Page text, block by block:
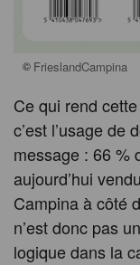
© FrieslandCampina
Ce qui rend
c’est l’usage de
message : 66 %
aujourd’hui
Campina à côté
n’est donc pas
logique dans la